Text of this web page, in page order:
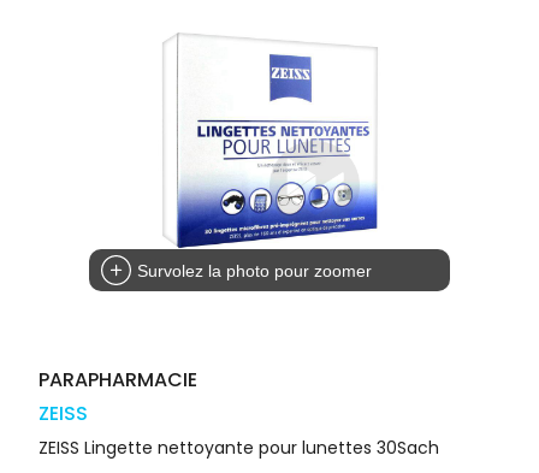
Homme
Survolez la photo pour zoomer
PARAPHARMACIE
ZEISS
ZEISS Lingette nettoyante pour lunettes 30Sach